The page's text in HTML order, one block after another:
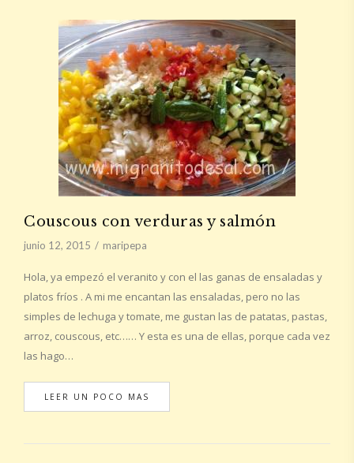
Couscous con verduras y salmón
junio 12, 2015 maripepa
Hola, ya empezó el veranito y con el las ganas de ensaladas y
platos fríos . A mi me encantan las ensaladas, pero no las
simples de lechuga y tomate, me gustan las de patatas, pastas,
arroz, couscous, etc…… Y esta es una de ellas, porque cada vez
las hago…
LEER UN POCO MAS